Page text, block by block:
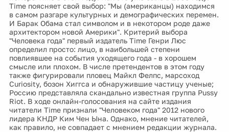
Time поясняет свой выбор: "Мы (американцы) находимся
в самом разгаре культурных и демографических перемен.
И Барак Обама стал символом и в некотором роде даже
архитектором новой Америки". Критерий выбора
"Человека года" первый издатель Time Генри Люс
определил просто: лицо, в наибольшей степени
повлиявшее на события уходящего года - в хорошем
смысле или плохом. В числе претендентов в этом году
также фигурировали пловец Майкл Фелпс, марсоход
Curiosity, бозон Хиггса и обнаружившие частицу ученые;
Россию представляла скандально известная группа Pussy
Riot. В ходе онлайн-голосования на сайте издания
читатели Time признали "Человеком года" 2012 нового
лидера КНДР Ким Чен Ына. Однако, мнение читателей,
как правило, не совпадает с мнением редакции журнала.